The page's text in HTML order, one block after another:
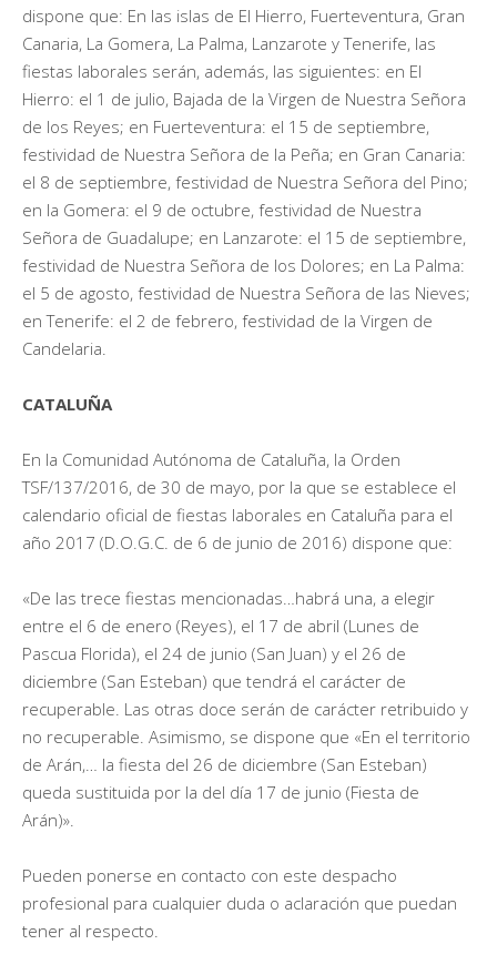
dispone que: En las islas de El Hierro, Fuerteventura, Gran
Canaria, La Gomera, La Palma, Lanzarote y Tenerife, las
fiestas laborales serán, además, las siguientes: en El
Hierro: el 1 de julio, Bajada de la Virgen de Nuestra Señora
de los Reyes; en Fuerteventura: el 15 de septiembre,
festividad de Nuestra Señora de la Peña; en Gran Canaria:
el 8 de septiembre, festividad de Nuestra Señora del Pino;
en la Gomera: el 9 de octubre, festividad de Nuestra
Señora de Guadalupe; en Lanzarote: el 15 de septiembre,
festividad de Nuestra Señora de los Dolores; en La Palma:
el 5 de agosto, festividad de Nuestra Señora de las Nieves;
en Tenerife: el 2 de febrero, festividad de la Virgen de
Candelaria.
CATALUÑA
En la Comunidad Autónoma de Cataluña, la Orden
TSF/137/2016, de 30 de mayo, por la que se establece el
calendario oficial de fiestas laborales en Cataluña para el
año 2017 (D.O.G.C. de 6 de junio de 2016) dispone que:
«De las trece fiestas mencionadas…habrá una, a elegir
entre el 6 de enero (Reyes), el 17 de abril (Lunes de
Pascua Florida), el 24 de junio (San Juan) y el 26 de
diciembre (San Esteban) que tendrá el carácter de
recuperable. Las otras doce serán de carácter retribuido y
no recuperable. Asimismo, se dispone que «En el territorio
de Arán,… la fiesta del 26 de diciembre (San Esteban)
queda sustituida por la del día 17 de junio (Fiesta de
Arán)».
Pueden ponerse en contacto con este despacho
profesional para cualquier duda o aclaración que puedan
tener al respecto.